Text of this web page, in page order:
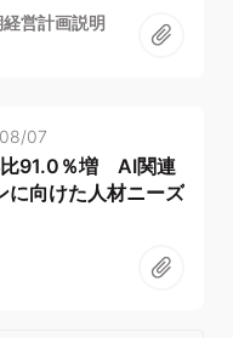
営計画説明
07
比91.0％増 AI関連
に向けた人材ニーズ